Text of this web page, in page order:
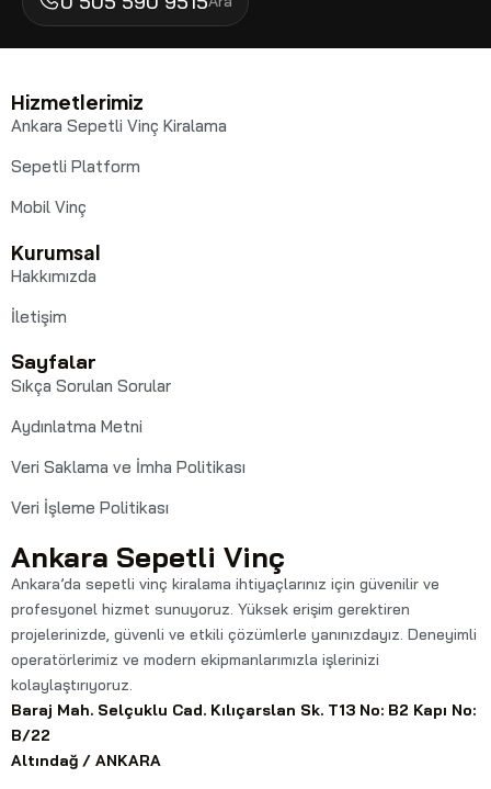
Hizmetlerimiz
Ankara Sepetli Vinç Kiralama
Sepetli Platform
Mobil Vinç
Kurumsal
Hakkımızda
İletişim
Sayfalar
Sıkça Sorulan Sorular
Aydınlatma Metni
Veri Saklama ve İmha Politikası
Veri İşleme Politikası
Ankara Sepetli Vinç
Ankara’da sepetli vinç kiralama ihtiyaçlarınız için güvenilir ve
profesyonel hizmet sunuyoruz. Yüksek erişim gerektiren
projelerinizde, güvenli ve etkili çözümlerle yanınızdayız. Deneyimli
operatörlerimiz ve modern ekipmanlarımızla işlerinizi
kolaylaştırıyoruz.
Baraj Mah. Selçuklu Cad. Kılıçarslan Sk. T13 No: B2 Kapı No:
B/22
Altındağ / ANKARA